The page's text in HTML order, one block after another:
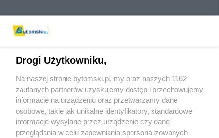
Wydawca mediów lokalnych
Drogi Użytkowniku,
Na naszej stronie bytomski.pl, my oraz naszych 1162
zaufanych partnerów uzyskujemy dostęp i przechowujemy
informacje na urządzeniu oraz przetwarzamy dane
osobowe, takie jak unikalne identyfikatory, standardowe
informacje wysyłane przez urządzenie czy dane
przeglądania w celu zapewniania spersonalizowanych